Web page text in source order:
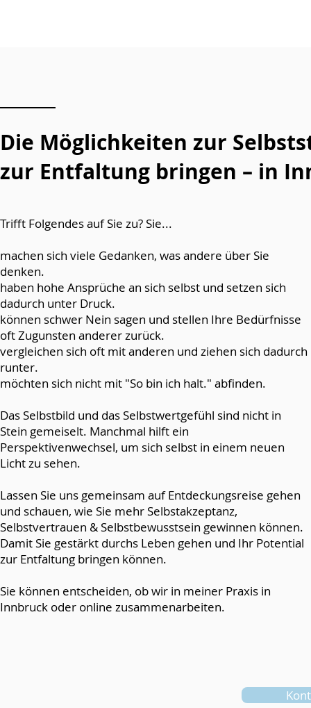
Die Möglichkeiten zur
zur Entfaltung bringen – in
Trifft Folgendes auf Sie zu? Sie...
machen sich viele Gedanken, was andere über Sie
denken.
haben hohe Ansprüche an sich selbst und setzen sich
dadurch unter Druck.
können schwer Nein sagen und stellen Ihre Bedürfnisse
oft Zugunsten anderer zurück.
vergleichen sich oft mit anderen und ziehen sich dadurch
runter.
möchten sich nicht mit "So bin ich halt." abfinden.
Das Selbstbild und das Selbstwertgefühl sind nicht in
Stein gemeiselt. Manchmal hilft ein
Perspektivenwechsel, um sich selbst in einem neuen
Licht zu sehen.
Lassen Sie uns gemeinsam auf Entdeckungsreise gehen
und schauen, wie Sie mehr Selbstakzeptanz,
Selbstvertrauen & Selbstbewusstsein gewinnen können.
Damit Sie gestärkt durchs Leben gehen und Ihr Potential
zur Entfaltung bringen können.
Sie können entscheiden, ob wir in meiner Praxis in
Innbruck oder online zusammenarbeiten.